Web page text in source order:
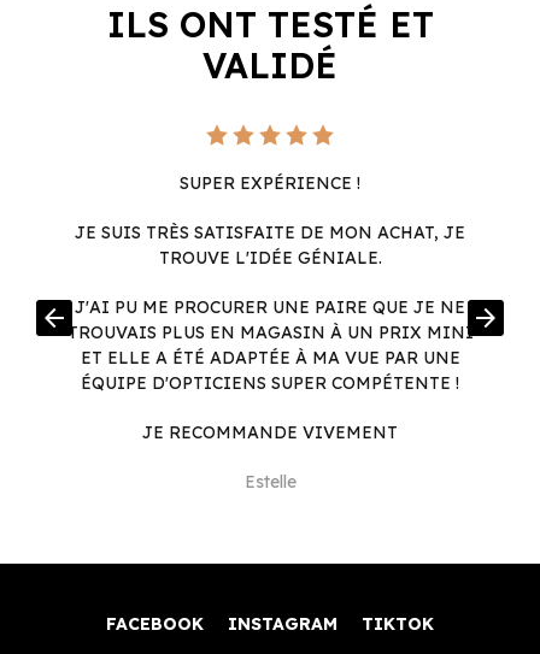
ILS ONT TESTÉ ET
VALIDÉ
SUPER EXPÉRIENCE !
JE SUIS TRÈS SATISFAITE DE MON ACHAT, JE
TROUVE L'IDÉE GÉNIALE.
J'AI PU ME PROCURER UNE PAIRE QUE JE NE
TROUVAIS PLUS EN MAGASIN À UN PRIX MINI
ET ELLE A ÉTÉ ADAPTÉE À MA VUE PAR UNE
ÉQUIPE D'OPTICIENS SUPER COMPÉTENTE !
JE RECOMMANDE VIVEMENT
Estelle
arrow_back arrow_forward
FACEBOOK INSTAGRAM TIKTOK